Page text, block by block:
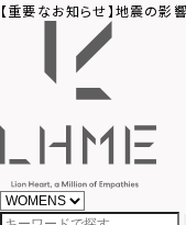
【重要なお知らせ】地震の影